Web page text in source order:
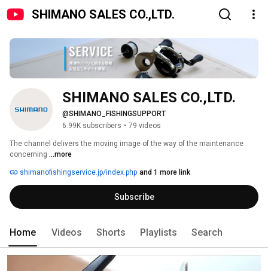
SHIMANO SALES CO.,LTD.
SHIMANO SALES CO.,LTD.
@SHIMANO_FISHINGSUPPORT
6.99K subscribers • 79 videos
The channel delivers the moving image of the way of the maintenance
concerning ...more
shimanofishingservice.jp/index.php and 1 more link
Subscribe
Home Videos Shorts Playlists Search